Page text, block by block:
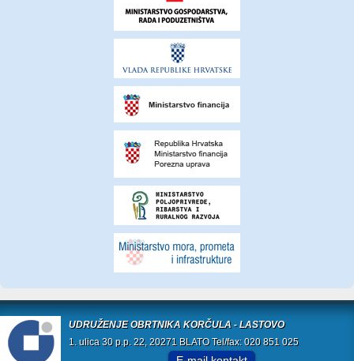
UDRUŽENJE OBRTNIKA KORČULA - LASTOVO
1. ulica 30 p.p. 22, 20271 BLATO Tel/fax: 020 851 025